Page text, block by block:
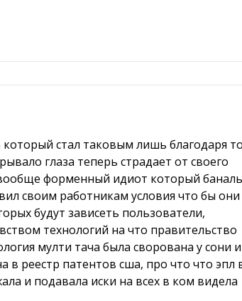
стал таковым лишь благодаря
глаза теперь страдает от своего
форменный идиот который
своим работникам условия что бы они
будут зависеть пользователи,
технологий на что правительство
мулти тача была сворована у сони и
в реестр патентов сша, про что что эпл
и подавала иски на всех в ком видела